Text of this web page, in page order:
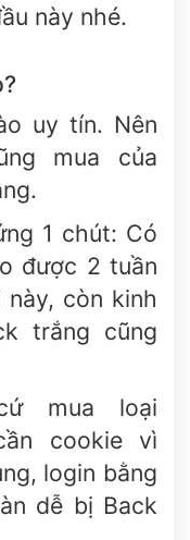
này nhé.
uy tín. Nên
mua của
1 chút: Có
được 2 tuần
này, còn kinh
trắng cũng
mua loại
cookie vì
login bằng
dễ bị Back